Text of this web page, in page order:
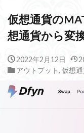
仮想通貨の
想通貨から変
2022年2月12日
アウトプット, 仮想